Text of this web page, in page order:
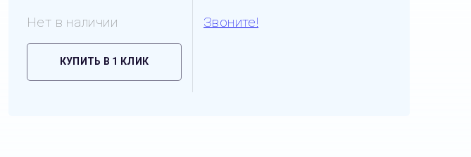
Нет в наличии
КУПИТЬ В 1 КЛИК
Звоните!